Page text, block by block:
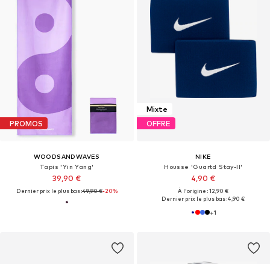
PROMOS
WOODSANDWAVES
Tapis 'Yin Yang'
39,90 €
Dernier prix le plus bas :49,90 €-20%
Mixte
OFFRE
NIKE
Housse 'Guartd Stay-II'
4,90 €
À l'origine : 12,90 €
Dernier prix le plus bas :4,90 €
+1